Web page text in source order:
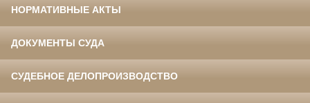
НОРМАТИВНЫЕ АКТЫ
ДОКУМЕНТЫ СУДА
СУДЕБНОЕ ДЕЛОПРОИЗВОДСТВО